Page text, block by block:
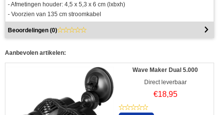
- Afmetingen houder: 4,5 x 5,3 x 6 cm (lxbxh)
- Voorzien van 135 cm stroomkabel
Beoordelingen (0)
Aanbevolen artikelen:
Wave Maker Dual 5.000
Direct leverbaar
€18,95